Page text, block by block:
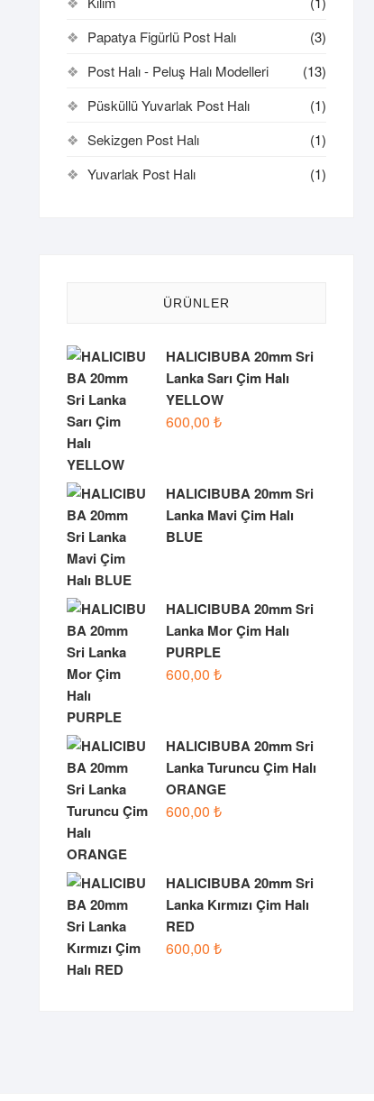
Papatya Figürlü Post Halı
(3)
Post Halı - Peluş Halı Modelleri
(13)
Püsküllü Yuvarlak Post Halı
(1)
Sekizgen Post Halı
(1)
Yuvarlak Post Halı
(1)
ÜRÜNLER
HALICIBUBA 20mm Sri
Lanka Sarı Çim Halı
YELLOW
600,00 ₺
HALICIBUBA 20mm Sri
Lanka Mavi Çim Halı
BLUE
HALICIBUBA 20mm Sri
Lanka Mor Çim Halı
PURPLE
600,00 ₺
HALICIBUBA 20mm Sri
Lanka Turuncu Çim Halı
ORANGE
600,00 ₺
HALICIBUBA 20mm Sri
Lanka Kırmızı Çim Halı
RED
600,00 ₺